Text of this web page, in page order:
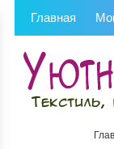
Главная